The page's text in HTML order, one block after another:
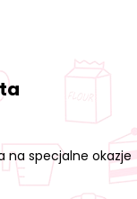
na specjalne okazje